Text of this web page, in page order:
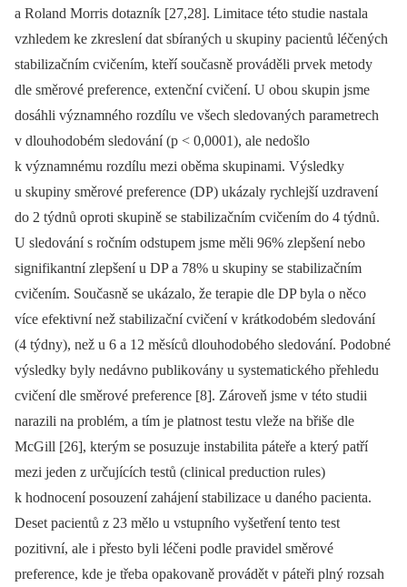
a Roland Morris dotazník [27,28]. Limitace této studie nastala
vzhledem ke zkreslení dat sbíraných u skupiny pacientů léčených
stabilizačním cvičením, kteří současně prováděli prvek metody
dle směrové preference, extenční cvičení. U obou skupin jsme
dosáhli významného rozdílu ve všech sledovaných parametrech
v dlouhodobém sledování (p < 0,0001), ale nedošlo
k významnému rozdílu mezi oběma skupinami. Výsledky
u skupiny směrové preference (DP) ukázaly rychlejší uzdravení
do 2 týdnů oproti skupině se stabilizačním cvičením do 4 týdnů.
U sledování s ročním odstupem jsme měli 96% zlepšení nebo
signifikantní zlepšení u DP a 78% u skupiny se stabilizačním
cvičením. Současně se ukázalo, že terapie dle DP byla o něco
více efektivní než stabilizační cvičení v krátkodobém sledování
(4 týdny), než u 6 a 12 měsíců dlouhodobého sledování. Podobné
výsledky byly nedávno publikovány u systematického přehledu
cvičení dle směrové preference [8]. Zároveň jsme v této studii
narazili na problém, a tím je platnost testu vleže na břiše dle
McGill [26], kterým se posuzuje instabilita páteře a který patří
mezi jeden z určujících testů (clinical preduction rules)
k hodnocení posouzení zahájení stabilizace u daného pa­cienta.
Deset pacientů z 23 mělo u vstupního vyšetření tento test
pozitivní, ale i přesto byli léčeni podle pravidel směrové
preference, kde je třeba opakovaně provádět v páteři plný rozsah